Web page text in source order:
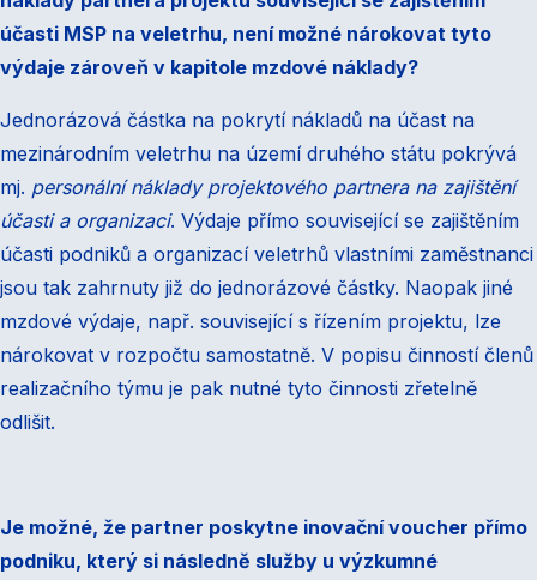
účasti MSP na veletrhu, není možné nárokovat tyto
výdaje zároveň v kapitole mzdové náklady?
Jednorázová částka na pokrytí nákladů na účast na
mezinárodním veletrhu na území druhého státu pokrývá
mj. personální náklady projektového partnera na zajištění
účasti a organizaci. Výdaje přímo související se zajištěním
účasti podniků a organizací veletrhů vlastními zaměstnanci
jsou tak zahrnuty již do jednorázové částky. Naopak jiné
mzdové výdaje, např. související s řízením projektu, lze
nárokovat v rozpočtu samostatně. V popisu činností členů
realizačního týmu je pak nutné tyto činnosti zřetelně
odlišit.
Je možné, že partner poskytne inovační voucher přímo
podniku, který si následně služby u výzkumné